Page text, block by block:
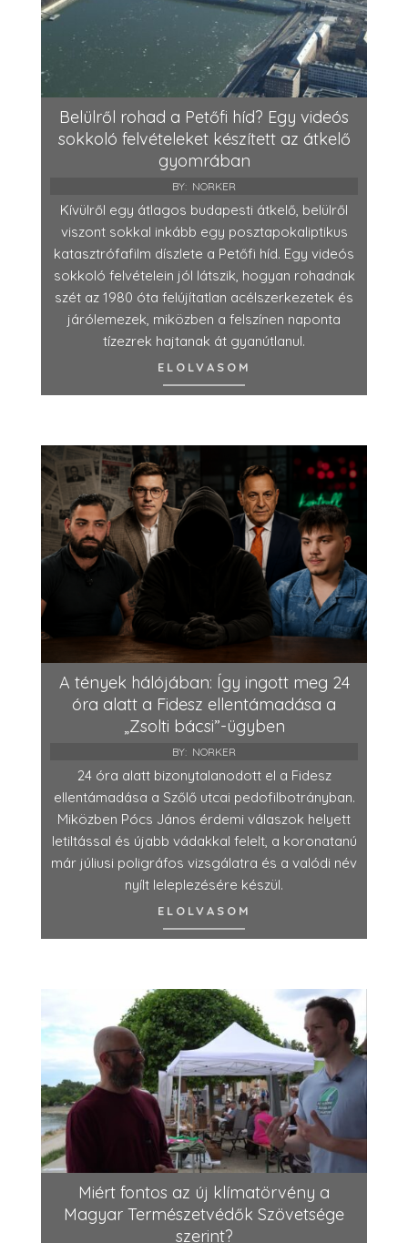
Belülről rohad a Petőfi híd? Egy videós
sokkoló felvételeket készített az átkelő
gyomrában
BY: NORKER
Kívülről egy átlagos budapesti átkelő, belülről
viszont sokkal inkább egy posztapokaliptikus
katasztrófafilm díszlete a Petőfi híd. Egy videós
sokkoló felvételein jól látszik, hogyan rohadnak
szét az 1980 óta felújítatlan acélszerkezetek és
járólemezek, miközben a felszínen naponta
tízezrek hajtanak át gyanútlanul.
ELOLVASOM
A tények hálójában: Így ingott meg 24
óra alatt a Fidesz ellentámadása a
„Zsolti bácsi”-ügyben
BY: NORKER
24 óra alatt bizonytalanodott el a Fidesz
ellentámadása a Szőlő utcai pedofilbotrányban.
Miközben Pócs János érdemi válaszok helyett
letiltással és újabb vádakkal felelt, a koronatanú
már júliusi poligráfos vizsgálatra és a valódi név
nyílt leleplezésére készül.
ELOLVASOM
Miért fontos az új klímatörvény a
Magyar Természetvédők Szövetsége
szerint?